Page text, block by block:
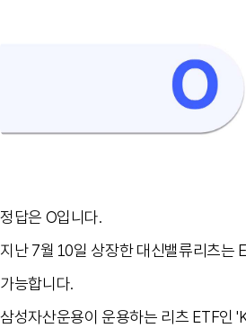
정답은 O입니다.
지난 7월 10일 상장한 대신밸류리츠는
가능합니다.
삼성자산운용이 운용하는 리츠 ETF인